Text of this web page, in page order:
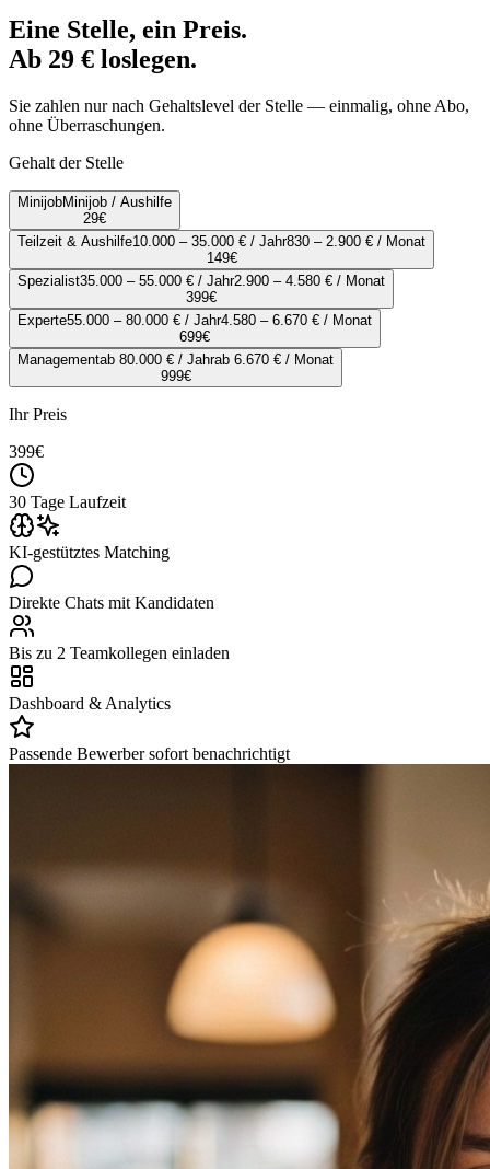
Eine Stelle, ein Preis.
Ab 29 € loslegen.
Sie zahlen nur nach Gehaltslevel der Stelle — einmalig, ohne Abo,
ohne Überraschungen.
Gehalt der Stelle
MinijobMinijob / Aushilfe
29€
Teilzeit & Aushilfe10.000 – 35.000 € / Jahr830 – 2.900 € / Monat
149€
Spezialist35.000 – 55.000 € / Jahr2.900 – 4.580 € / Monat
399€
Experte55.000 – 80.000 € / Jahr4.580 – 6.670 € / Monat
699€
Managementab 80.000 € / Jahrab 6.670 € / Monat
999€
Ihr Preis
399€
30 Tage Laufzeit
KI-gestütztes Matching
Direkte Chats mit Kandidaten
Bis zu 2 Teamkollegen einladen
Dashboard & Analytics
Passende Bewerber sofort benachrichtigt